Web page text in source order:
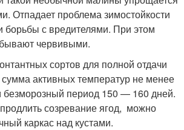
Отпадает проблема зимостойкости
борьбы с вредителями. При этом
червивыми.
сортов для полной отдачи
активных температур не менее
безморозный период 150 — 160 дней.
созревание ягод, можно
каркас над кустами.